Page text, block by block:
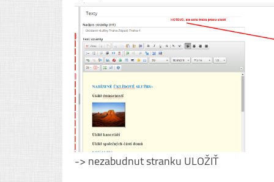
-> nezabudnut stranku ULOŽIŤ